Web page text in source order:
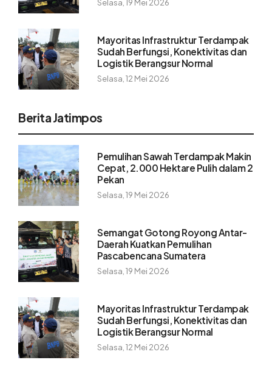
Selasa, 19 Mei 2026
Mayoritas Infrastruktur Terdampak
Sudah Berfungsi, Konektivitas dan
Logistik Berangsur Normal
Selasa, 12 Mei 2026
Berita Jatimpos
Pemulihan Sawah Terdampak Makin
Cepat, 2.000 Hektare Pulih dalam 2
Pekan
Selasa, 19 Mei 2026
Semangat Gotong Royong Antar-
Daerah Kuatkan Pemulihan
Pascabencana Sumatera
Selasa, 19 Mei 2026
Mayoritas Infrastruktur Terdampak
Sudah Berfungsi, Konektivitas dan
Logistik Berangsur Normal
Selasa, 12 Mei 2026